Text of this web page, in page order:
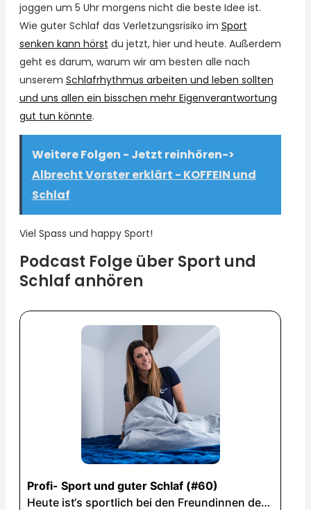
joggen um 5 Uhr morgens nicht die beste Idee ist.
Wie guter Schlaf das Verletzungsrisiko im Sport
senken kann hörst du jetzt, hier und heute. Außerdem
geht es darum, warum wir am besten alle nach
unserem Schlafrhythmus arbeiten und leben sollten
und uns allen ein bisschen mehr Eigenverantwortung
gut tun könnte.
Weitere Folgen - Jetzt reinhören->
Albrecht Vorster erklärt - KOFFEIN und
Schlaf
Viel Spass und happy Sport!
Podcast Folge über Sport und
Schlaf anhören